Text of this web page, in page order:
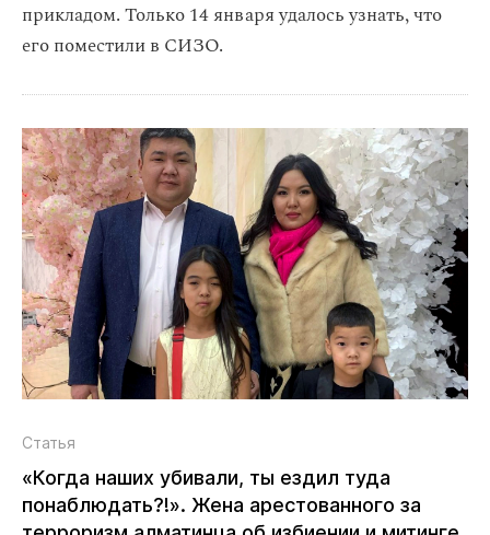
прикладом. Только 14 января удалось узнать, что
его поместили в СИЗО.
Статья
«Когда наших убивали, ты ездил туда
понаблюдать?!». Жена арестованного за